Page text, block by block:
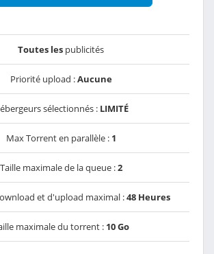
Toutes les publicités
Priorité upload :Aucune
sélectionnés : LIMITÉ
Max Torrent en parallèle : 1
Taille maximale de la queue :2
et d'upload maximal :48 Heures
maximale du torrent : 10 Go